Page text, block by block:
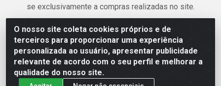
O nosso site coleta cookies próprios e de
terceiros para proporcionar uma experiência
personalizada ao usuário, apresentar publicidade
relevante de acordo com o seu perfil e melhorar a
qualidade do nosso site.
se exclusivamente a compras realizadas no site.
Safra Agrícola e Pecuária LTDA - Avenida Castelo Branco, 5330 -
Esplanada dos Anicuns, Goiânia/GO - CEP 74.433-205 - CNPJ
06.315.490/0001-00